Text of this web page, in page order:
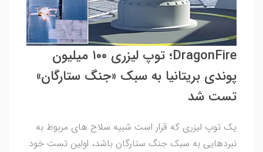
DragonFire؛ توپ لیزری ۱۰۰ میلیون
پوندی بریتانیا به سبک «جنگ ستارگان»
تست شد
یک توپ لیزری که قرار است شبیه سلاح های مربوط به
نبردهایی به سبک جنگ ستارگان باشد، اولین تست خود